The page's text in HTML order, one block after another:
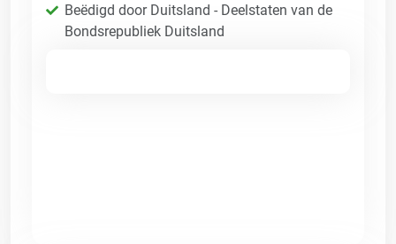
Beëdigd door Duitsland - Deelstaten van de
Bondsrepubliek Duitsland